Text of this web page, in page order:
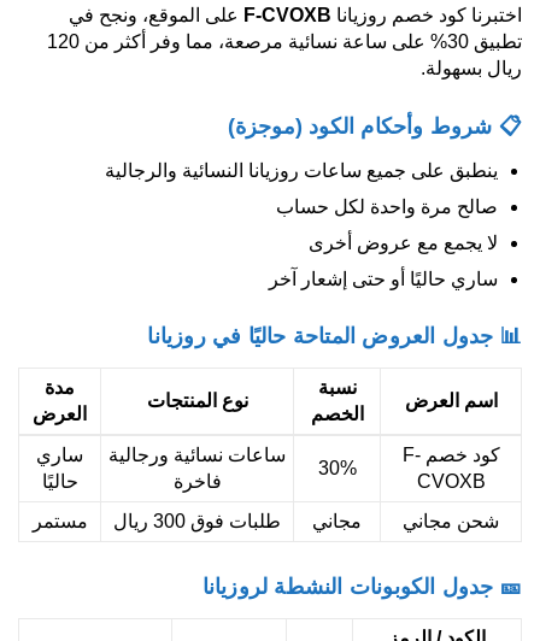
اختبرنا كود خصم روزيانا F-CVOXB على الموقع، ونجح في
تطبيق 30% على ساعة نسائية مرصعة، مما وفر أكثر من 120
ريال بسهولة.
📋 شروط وأحكام الكود (موجزة)
ينطبق على جميع ساعات روزيانا النسائية والرجالية
صالح مرة واحدة لكل حساب
لا يجمع مع عروض أخرى
ساري حاليًا أو حتى إشعار آخر
📊 جدول العروض المتاحة حاليًا في روزيانا
اسم العرض
نسبة
الخصم
نوع المنتجات
مدة
العرض
كود خصم F-
CVOXB
30%
ساعات نسائية ورجالية
فاخرة
ساري
حاليًا
شحن مجاني
مجاني طلبات فوق 300 ريال مستمر
🎫 جدول الكوبونات النشطة لروزيانا